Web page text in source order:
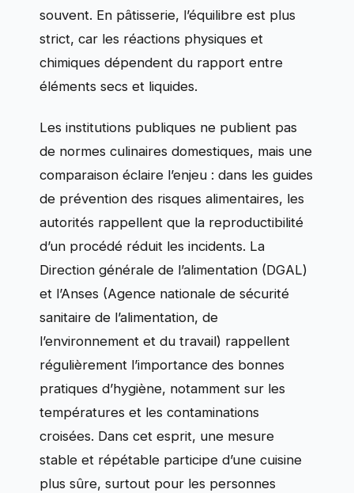
souvent. En pâtisserie, l’équilibre est plus
strict, car les réactions physiques et
chimiques dépendent du rapport entre
éléments secs et liquides.
Les institutions publiques ne publient pas
de normes culinaires domestiques, mais une
comparaison éclaire l’enjeu : dans les guides
de prévention des risques alimentaires, les
autorités rappellent que la reproductibilité
d’un procédé réduit les incidents. La
Direction générale de l’alimentation (DGAL)
et l’Anses (Agence nationale de sécurité
sanitaire de l’alimentation, de
l’environnement et du travail) rappellent
régulièrement l’importance des bonnes
pratiques d’hygiène, notamment sur les
températures et les contaminations
croisées. Dans cet esprit, une mesure
stable et répétable participe d’une cuisine
plus sûre, surtout pour les personnes